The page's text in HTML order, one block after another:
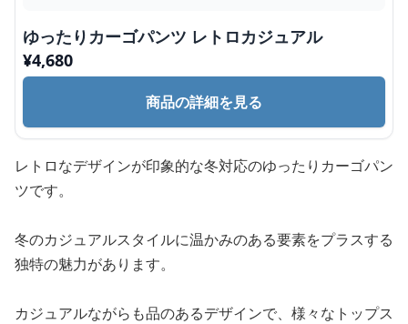
ゆったりカーゴパンツ レトロカジュアル
¥4,680
商品の詳細を見る
レトロなデザインが印象的な冬対応のゆったりカーゴパン
ツです。
冬のカジュアルスタイルに温かみのある要素をプラスする
独特の魅力があります。
カジュアルながらも品のあるデザインで、様々なトップス